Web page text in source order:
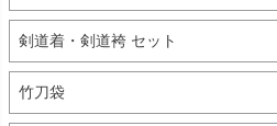
剣道着・剣道袴 セット
竹刀袋